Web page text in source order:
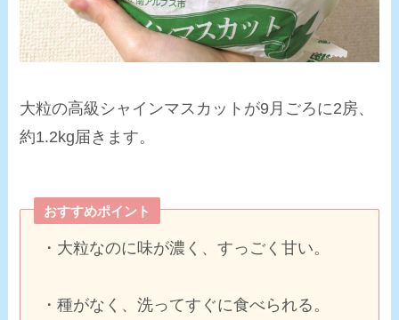
大粒の高級シャインマスカットが9月ごろに2房、
約1.2kg届きます。
おすすめポイント
・ 大粒なのに味が濃く、 すっごく甘い。
・種がなく、洗ってすぐに食べられる。